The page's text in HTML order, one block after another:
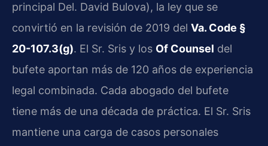
principal Del. David Bulova), la ley que se
convirtió en la revisión de 2019 del Va. Code §
20-107.3(g). El Sr. Sris y los Of Counsel del
bufete aportan más de 120 años de experiencia
legal combinada. Cada abogado del bufete
tiene más de una década de práctica. El Sr. Sris
mantiene una carga de casos personales